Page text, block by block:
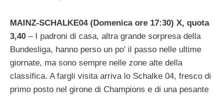
MAINZ-SCHALKE04 (Domenica ore 17:30) X, quota
3,40 – I padroni di casa, altra grande sorpresa della
Bundesliga, hanno perso un po’ il passo nelle ultime
giornate, ma sono sempre nelle zone alte della
classifica. A fargli visita arriva lo Schalke 04, fresco di
primo posto nel girone di Champions e di una pesante